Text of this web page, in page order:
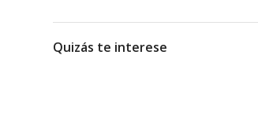
Quizás te interese